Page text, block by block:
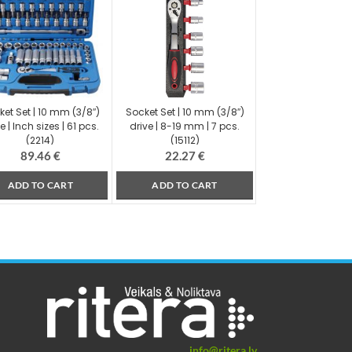
Set | 10 mm (3/8″)
| Inch sizes | 61 pcs.
(2214)
89.46€
ADD TO CART
Socket Set | 10 mm (3/8″)
drive | 8-19 mm | 7 pcs.
(15112)
22.27€
ADD TO CART